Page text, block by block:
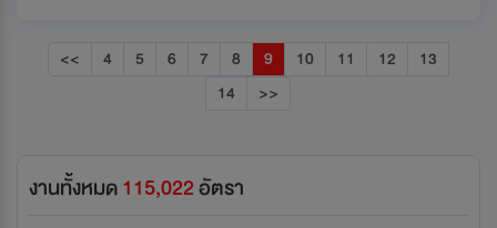
<< 4 5 6 7 8 9 10 11 12
13
14
>>
งานทั้งหมด115,022อัตรา